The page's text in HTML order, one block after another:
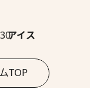
アイス
TOP